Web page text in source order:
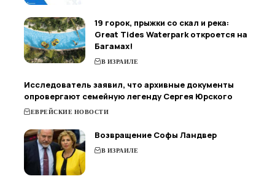
19 горок, прыжки со скал и река:
Great Tides Waterpark откроется на
Багамах!
В ИЗРАИЛЕ
Исследователь заявил, что архивные документы
опровергают семейную легенду Сергея Юрского
ЕВРЕЙСКИЕ НОВОСТИ
Возвращение Софы Ландвер
В ИЗРАИЛЕ